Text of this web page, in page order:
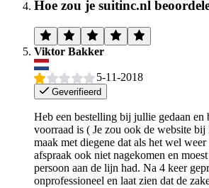
Hoe zou je suitinc.nl
Viktor Bakker
5-11-2018
Geverifieerd
Heb een bestelling bij jullie gedaan en
voorraad is ( Je zou ook de website
maak met diegene dat als het wel
afspraak ook niet nagekomen en
persoon aan de lijn had. Na 4 keer
onprofessioneel en laat zien dat de